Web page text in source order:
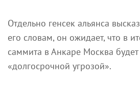
Отдельно генсек альянса
его словам, он ожидает, что в
саммита в Анкаре Москва будет
«долгосрочной угрозой».